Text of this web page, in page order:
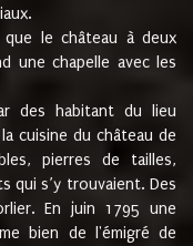
le château à deux
une chapelle avec les
des habitant du lieu
cuisine du château de
pierres de tailles,
s’y trouvaient. Des
En juin 1795 une
bien de l'émigré de